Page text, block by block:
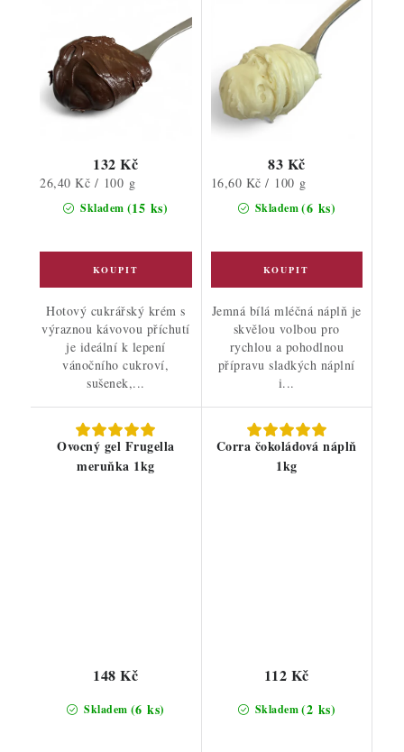
Skladem (15 ks)
132 Kč
Měrná
cena:
26,40 Kč / 100 g
Hotový cukrářský krém s
výraznou kávovou příchutí
je ideální k lepení
vánočního cukroví,
sušenek,...
Skladem(6 ks)
83 Kč
Měrná
16,60 Kč / 100 g
Jemná bílá mléčná náplň je
skvělou volbou pro
rychlou a pohodlnou
přípravu sladkých náplní
i...
Ovocný gel Frugella
meruňka 1kg
Skladem (6 ks)
148 Kč
Corra čokoládová náplň
1kg
Skladem(2 ks)
112 Kč